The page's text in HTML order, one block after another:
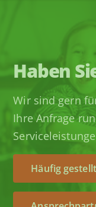
Haben
Wir sind gern
Ihre Anfrage
Häufig